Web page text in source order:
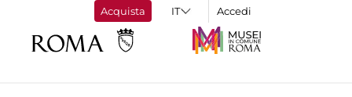
Acquista Accedi